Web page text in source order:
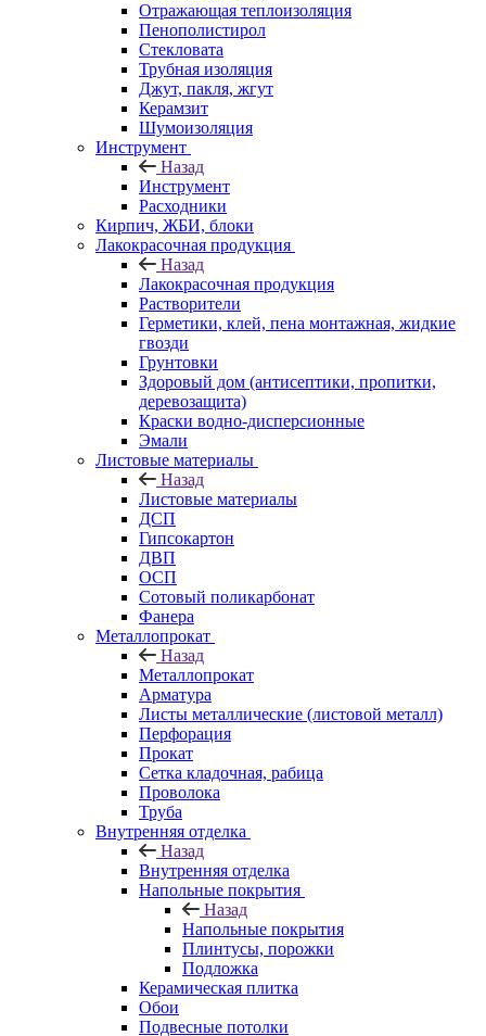
Отражающая теплоизоляция
Пенополистирол
Стекловата
Трубная изоляция
Джут, пакля, жгут
Керамзит
Шумоизоляция
Инструмент
Назад
Инструмент
Расходники
Кирпич, ЖБИ, блоки
Лакокрасочная продукция
Назад
Лакокрасочная продукция
Растворители
Герметики, клей, пена монтажная, жидкие
гвозди
Грунтовки
Здоровый дом (антисептики, пропитки,
деревозащита)
Краски водно-дисперсионные
Эмали
Листовые материалы
Назад
Листовые материалы
ДСП
Гипсокартон
ДВП
ОСП
Сотовый поликарбонат
Фанера
Металлопрокат
Назад
Металлопрокат
Арматура
Листы металлические (листовой металл)
Перфорация
Прокат
Сетка кладочная, рабица
Проволока
Труба
Внутренняя отделка
Назад
Внутренняя отделка
Напольные покрытия
Назад
Напольные покрытия
Плинтусы, порожки
Подложка
Керамическая плитка
Обои
Подвесные потолки